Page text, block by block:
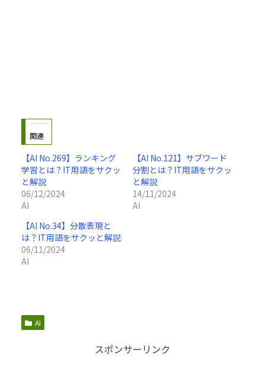
関連
【AI No.269】ランキング
学習とは？IT用語をサクッ
と解説
06/12/2024
AI
【AI No.121】サブワード
分割とは？IT用語をサクッ
と解説
14/11/2024
AI
【AI No.34】分散表現と
は？IT用語をサクッと解説
06/11/2024
AI
AI
スポンサーリンク